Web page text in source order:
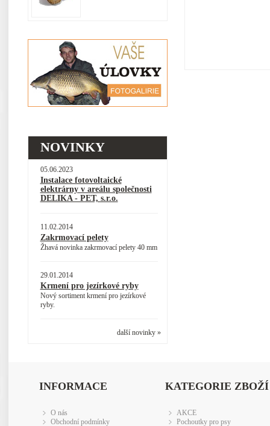
NOVINKY
05.06.2023
Instalace fotovoltaické
elektrárny v areálu společnosti
DELIKA - PET, s.r.o.
11.02.2014
Zakrmovací pelety
Žhavá novinka zakrmovací pelety 40 mm
29.01.2014
Krmení pro jezírkové ryby
Nový sortiment krmení pro jezírkové
ryby.
další novinky »
INFORMACE
O nás
Obchodní podmínky
KATEGORIE ZBOŽÍ
AKCE
Pochoutky pro psy